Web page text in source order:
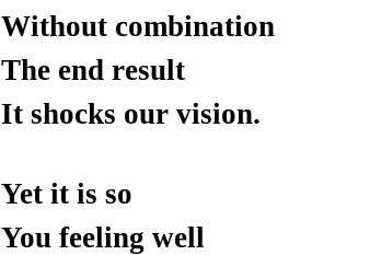
Without combination
The end result
It shocks our vision.
Yet it is so
You feeling well